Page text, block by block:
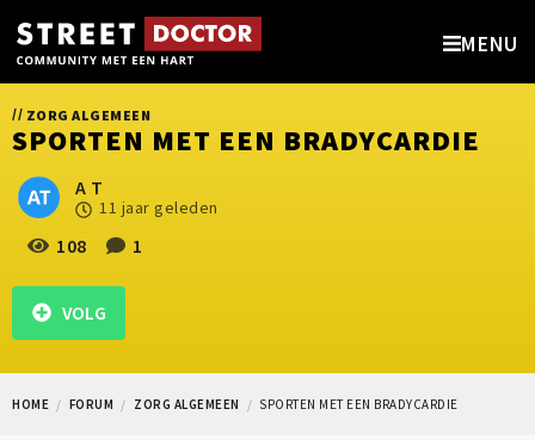
MENU
// ZORG ALGEMEEN
SPORTEN MET EEN BRADYCARDIE
A T
11 jaar geleden
108 1
VOLG
HOME FORUM ZORG ALGEMEEN SPORTEN MET EEN BRADYCARDIE